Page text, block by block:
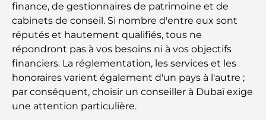
Best Schools in Downtown Dubai: A Guide for
Families
Que faire à Dubaï en été : le guide ultime pour
profiter de la chaleur
Cadeaux de luxe pour hommes : des idées de
présents attentionnés et intemporels
finance, de gestionnaires de patrimoine et de
cabinets de conseil. Si nombre d'entre eux sont
réputés et hautement qualifiés, tous ne
répondront pas à vos besoins ni à vos objectifs
financiers. La réglementation, les services et les
honoraires varient également d'un pays à l'autre ;
par conséquent, choisir un conseiller à Dubaï exige
une attention particulière.